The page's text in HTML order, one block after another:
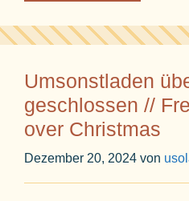
Umsonstladen
geschlossen //
over Christmas
Dezember 20, 2024 von